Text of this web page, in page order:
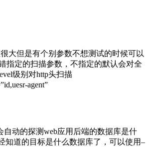
大但是有个别参数不想测试的时候可以
指定的扫描参数，不指定的默认会对全
级别对http头扫描
agent”
自动的探测web应用后端的数据库是什
知道的目标是什么数据库了，可以使用–